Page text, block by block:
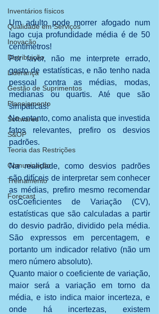
Inventários físicos
Qualidade em Serviços
Inovação
Distribuição
Liderança
Gestão de Suprimentos
Planejamento
Softwares
S&OP
Teoria das Restrições
Comunicação
Treinamento
Forecast
Um adulto pode morrer afogado num
lago cuja profundidade média é de 50
centímetros!
Por favor, não me interprete errado,
gosto de estatísticas, e não tenho nada
pessoal contra as médias, modas,
medianas ou quartis. Até que são
simpáticas!
No entanto, como analista que investida
fatos relevantes, prefiro os desvios
padrões.
Na realidade, como desvios padrões
são difíceis de interpretar sem conhecer
as médias, prefiro mesmo recomendar
osCoeficientes de Variação (CV),
estatísticas que são calculadas a partir
do desvio padrão, dividido pela média.
São expressos em percentagem, e
portanto um indicador relativo (não um
mero número absoluto).
Quanto maior o coeficiente de variação,
maior será a variação em torno da
média, e isto indica maior incerteza, e
onde há incertezas, existem